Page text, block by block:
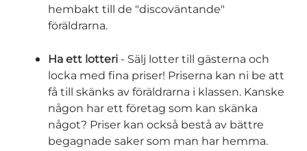
hembakt till de "discoväntande"
föräldrarna.
Ha ett lotteri - Sälj lotter till gästerna och
locka med fina priser! Priserna kan ni be att
få till skänks av föräldrarna i klassen. Kanske
någon har ett företag som kan skänka
något? Priser kan också bestå av bättre
begagnade saker som man har hemma.